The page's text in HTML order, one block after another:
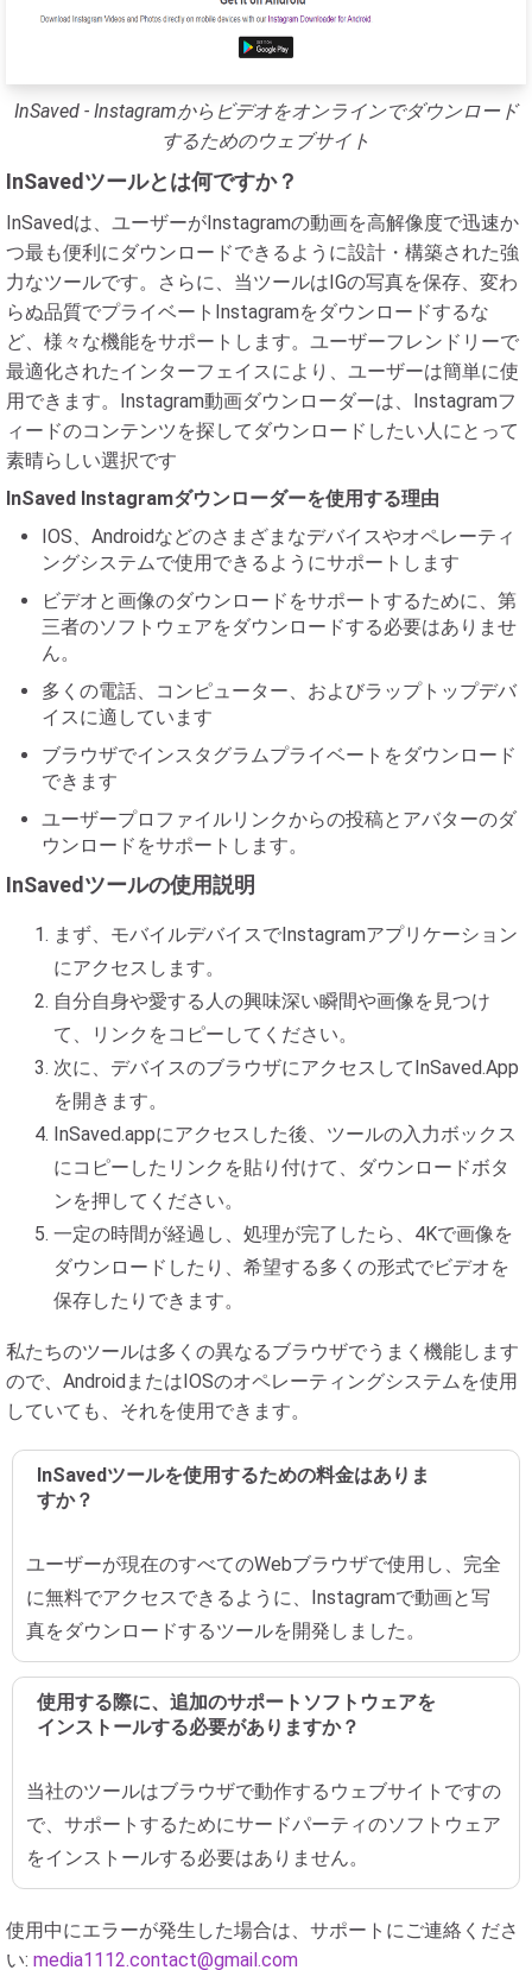
InSaved - Instagramからビデオをオンラインでダウンロード
するためのウェブサイト
InSavedツールとは何ですか？
InSavedは、ユーザーがInstagramの動画を高解像度で迅速か
つ最も便利にダウンロードできるように設計・構築された強
力なツールです。さらに、当ツールはIGの写真を保存、変わ
らぬ品質でプライベートInstagramをダウンロードするな
ど、様々な機能をサポートします。ユーザーフレンドリーで
最適化されたインターフェイスにより、ユーザーは簡単に使
用できます。Instagram動画ダウンローダーは、Instagramフ
ィードのコンテンツを探してダウンロードしたい人にとって
素晴らしい選択です
InSaved Instagramダウンローダーを使用する理由
IOS、Androidなどのさまざまなデバイスやオペレーティ
ングシステムで使用できるようにサポートします
ビデオと画像のダウンロードをサポートするために、第
三者のソフトウェアをダウンロードする必要はありませ
ん。
多くの電話、コンピューター、およびラップトップデバ
イスに適しています
ブラウザでインスタグラムプライベートをダウンロード
できます
ユーザープロファイルリンクからの投稿とアバターのダ
ウンロードをサポートします。
InSavedツールの使用説明
まず、モバイルデバイスでInstagramアプリケーション
にアクセスします。
自分自身や愛する人の興味深い瞬間や画像を見つけ
て、リンクをコピーしてください。
次に、デバイスのブラウザにアクセスしてInSaved.App
を開きます。
InSaved.appにアクセスした後、ツールの入力ボックス
にコピーしたリンクを貼り付けて、ダウンロードボタ
ンを押してください。
一定の時間が経過し、処理が完了したら、4Kで画像を
ダウンロードしたり、希望する多くの形式でビデオを
保存したりできます。
私たちのツールは多くの異なるブラウザでうまく機能します
ので、AndroidまたはIOSのオペレーティングシステムを使用
していても、それを使用できます。
InSavedツールを使用するための料金はありま
すか？
ユーザーが現在のすべてのWebブラウザで使用し、完全
に無料でアクセスできるように、Instagramで動画と写
真をダウンロードするツールを開発しました。
使用する際に、追加のサポートソフトウェアを
インストールする必要がありますか？
当社のツールはブラウザで動作するウェブサイトですの
で、サポートするためにサードパーティのソフトウェア
をインストールする必要はありません。
使用中にエラーが発生した場合は、サポートにご連絡くださ
い: media1112.contact@gmail.com